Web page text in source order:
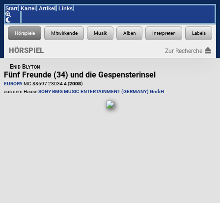
Start Kartei Artikel Links
HÖRSPIEL Zur Recherche
Enid Blyton
Fünf Freunde (34) und die Gespensterinsel
EUROPA MC 88697 23034 4 (2008)
aus dem HauseSONY BMG MUSIC ENTERTAINMENT (GERMANY) GmbH